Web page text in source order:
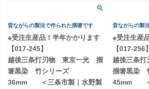
昔ながらの製法で作られた掴箸です
※受注生産品！半年かかります
【017-245】
越後三条打刃物 東京一光 掴
箸黒染 竹シリーズ
36mm ＜三条市製｜水野製
昔ながらの製
※受注生産
【017-256】
越後三条
掴箸黒染
45mm ＜